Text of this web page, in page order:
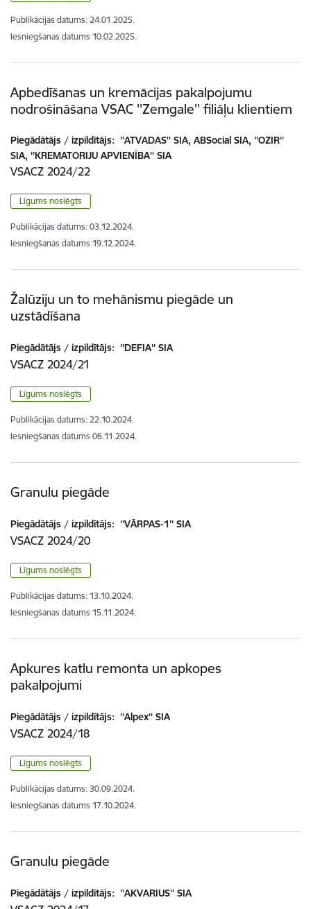
Publikācijas datums: 24.01.2025.
Iesniegšanas datums 10.02.2025.
Apbedīšanas un kremācijas pakalpojumu
nodrošināšana VSAC ''Zemgale'' filiāļu klientiem
Piegādātājs / izpildītājs: ''ATVADAS'' SIA, ABSocial SIA, ''OZIR''
SIA, ''KREMATORIJU APVIENĪBA'' SIA
VSACZ 2024/22
Līgums noslēgts
Publikācijas datums: 03.12.2024.
Iesniegšanas datums 19.12.2024.
Žalūziju un to mehānismu piegāde un
uzstādīšana
Piegādātājs / izpildītājs: ''DEFIA'' SIA
VSACZ 2024/21
Līgums noslēgts
Publikācijas datums: 22.10.2024.
Iesniegšanas datums 06.11.2024.
Granulu piegāde
Piegādātājs / izpildītājs: ''VĀRPAS-1'' SIA
VSACZ 2024/20
Līgums noslēgts
Publikācijas datums: 13.10.2024.
Iesniegšanas datums 15.11.2024.
Apkures katlu remonta un apkopes
pakalpojumi
Piegādātājs / izpildītājs: ''Alpex'' SIA
VSACZ 2024/18
Līgums noslēgts
Publikācijas datums: 30.09.2024.
Iesniegšanas datums 17.10.2024.
Granulu piegāde
Piegādātājs / izpildītājs: ''AKVARIUS'' SIA